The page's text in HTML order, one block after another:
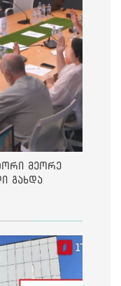
მეორე
გახდა